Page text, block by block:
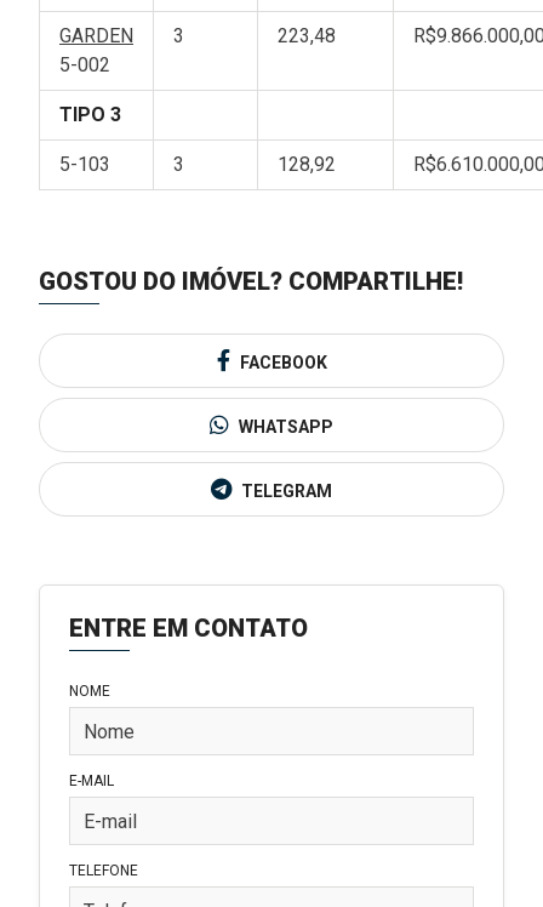
ENTRE EM CONTATO
NOME
E-MAIL
TELEFONE
GARDEN
5-002
3 223,48
TIPO 3
5-103 3 128,92
GOSTOU DO IMÓVEL? COMPARTILHE!
FACEBOOK
WHATSAPP
TELEGRAM